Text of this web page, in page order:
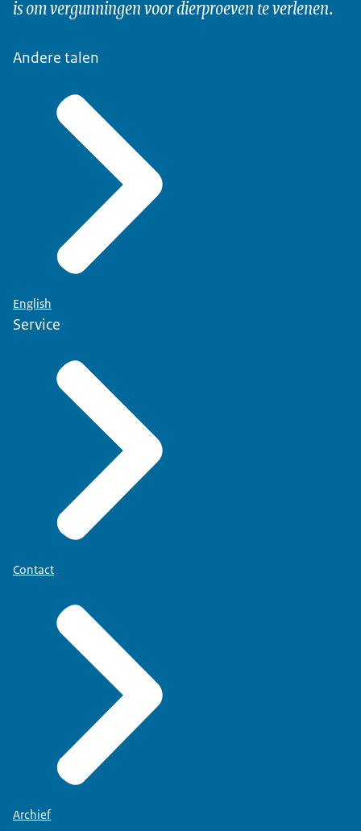
is om vergunningen voor dierproeven te verlenen.
Andere talen
English
Service
Contact
Archief